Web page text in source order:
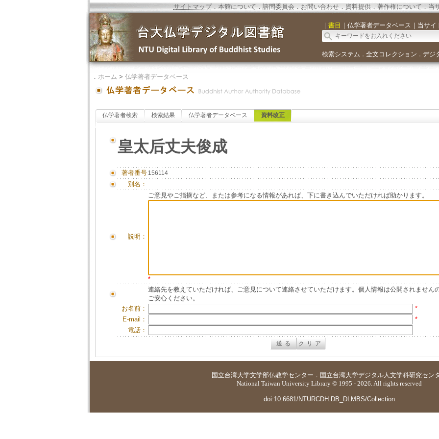
サイトマップ．本館について．諮問委員会． お問い合わせ． 資料提供．著作権について．当
｜ 書目 ｜ 仏学著者データベース ｜ 当サイ
検索システム ． 全文コレクション ． デジ
． ホーム > 仏学著者データベース
仏学著者検索 検索結果 仏学著者データベース 資料改正
皇太后丈夫俊成
著者番号 156114
別名：
説明：
ご意見やご指摘など、または参考になる情報があれば、下に書き込んでいただければ助かります。
*
連絡先を教えていただければ、ご意見について連絡させていただけます。個人情報は公開されません
ご安心ください。
お名前：
*
E-mail：
*
電話：
国立台湾大学文学部仏教学センター ． 国立台湾大学デジタル人文学科研究セン
National Taiwan University Library © 1995 - 2026. All rights reserved
doi:10.6681/NTURCDH.DB_DLMBS/Collection